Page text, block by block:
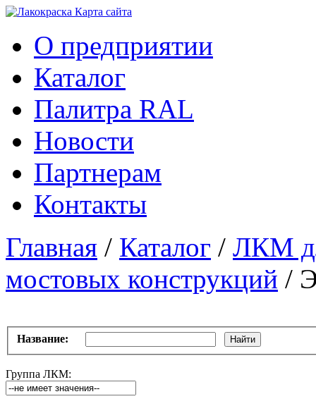
Карта сайтa
О предприятии
Каталог
Палитра RAL
Новости
Партнерам
Контакты
Главная / Каталог / ЛКМ
мостовых конструкций /
Название: Найти
Группа ЛКМ: